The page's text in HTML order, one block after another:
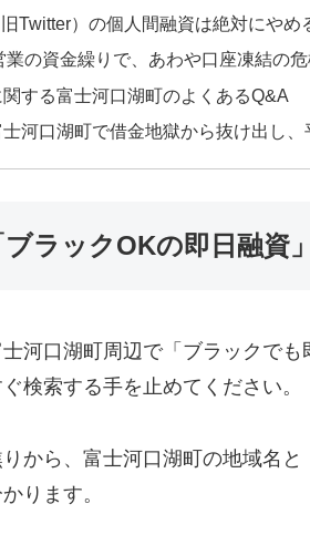
Twitter）の個人間融資は絶対にやめ
の資金繰りで、あわや口座凍結の危
する富士河口湖町のよくあるQ&A
士河口湖町で借金地獄から抜け出し
ラックOKの即日融資
河口湖町周辺で「ブラックで
検索する手を止めてください。
から、富士河口湖町の地域名
ります。